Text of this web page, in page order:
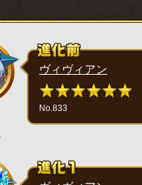
ヴィヴィアン
No.833